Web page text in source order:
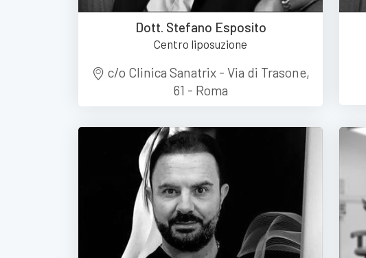
Dott. Stefano Esposito
Centro liposuzione
c/o Clinica Sanatrix - Via di Trasone,
61 - Roma